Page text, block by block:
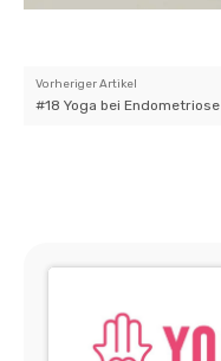
Vorheriger Artikel
#18 Yoga bei Endometriose